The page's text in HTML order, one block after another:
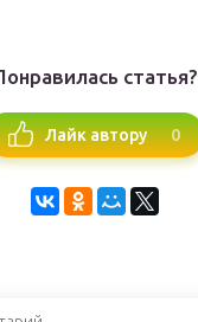
статья?
Лайк автору 0